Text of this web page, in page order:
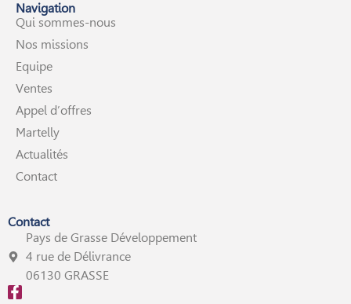
Navigation
Qui sommes-nous
Nos missions
Equipe
Ventes
Appel d’offres
Martelly
Actualités
Contact
Contact
Pays de Grasse Développement
4 rue de Délivrance
06130 GRASSE